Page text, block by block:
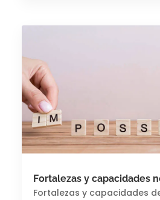
Fortalezas y capacidades
Fortalezas y capacidades